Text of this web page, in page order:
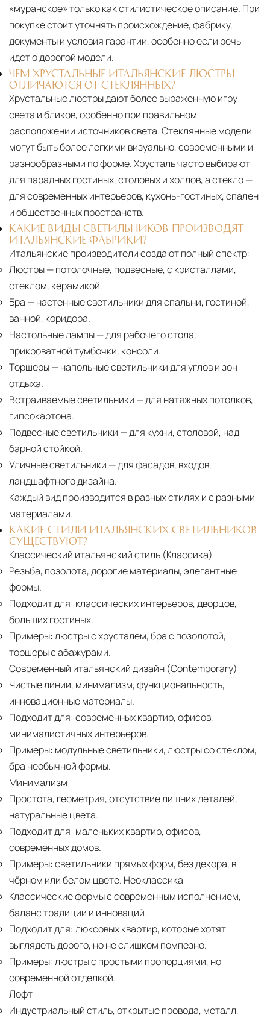
«муранское» только как стилистическое описание. При
покупке стоит уточнять происхождение, фабрику,
документы и условия гарантии, особенно если речь
идет о дорогой модели.
ЧЕМ ХРУСТАЛЬНЫЕ ИТАЛЬЯНСКИЕ ЛЮСТРЫ
ОТЛИЧАЮТСЯ ОТ СТЕКЛЯННЫХ?
Хрустальные люстры дают более выраженную игру
света и бликов, особенно при правильном
расположении источников света. Стеклянные модели
могут быть более легкими визуально, современными и
разнообразными по форме. Хрусталь часто выбирают
для парадных гостиных, столовых и холлов, а стекло —
для современных интерьеров, кухонь-гостиных, спален
и общественных пространств.
КАКИЕ ВИДЫ СВЕТИЛЬНИКОВ ПРОИЗВОДЯТ
ИТАЛЬЯНСКИЕ ФАБРИКИ?
Итальянские производители создают полный спектр:
Люстры— потолочные, подвесные, с кристаллами,
стеклом, керамикой.
Бра — настенные светильники для спальни, гостиной,
ванной, коридора.
Настольные лампы— для рабочего стола,
прикроватной тумбочки, консоли.
Торшеры— напольные светильники для углов и зон
отдыха.
Встраиваемые светильники — для натяжных потолков,
гипсокартона.
Подвесные светильники — для кухни, столовой, над
барной стойкой.
Уличные светильники — для фасадов, входов,
ландшафтного дизайна.
Каждый вид производится в разных стилях и с разными
материалами.
КАКИЕ СТИЛИ ИТАЛЬЯНСКИХ СВЕТИЛЬНИКОВ
СУЩЕСТВУЮТ?
Классический итальянский стиль (Классика)
Резьба, позолота, дорогие материалы, элегантные
формы.
Подходит для: классических интерьеров, дворцов,
больших гостиных.
Примеры: люстры с хрусталем, бра с позолотой,
торшеры с абажурами.
Современный итальянский дизайн (Contemporary)
Чистые линии, минимализм, функциональность,
инновационные материалы.
Подходит для: современных квартир, офисов,
минималистичных интерьеров.
Примеры: модульные светильники, люстры со стеклом,
бра необычной формы.
Минимализм
Простота, геометрия, отсутствие лишних деталей,
натуральные цвета.
Подходит для: маленьких квартир, офисов,
современных домов.
Примеры: светильники прямых форм, без декора, в
чёрном или белом цвете. Неоклассика
Классические формы с современным исполнением,
баланс традиции и инноваций.
Подходит для: люксовых квартир, которые хотят
выглядеть дорого, но не слишком помпезно.
Примеры: люстры с простыми пропорциями, но
современной отделкой.
Лофт
Индустриальный стиль, открытые провода, металл,